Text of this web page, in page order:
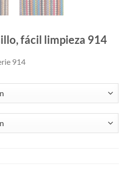
fácil limpieza 914
914